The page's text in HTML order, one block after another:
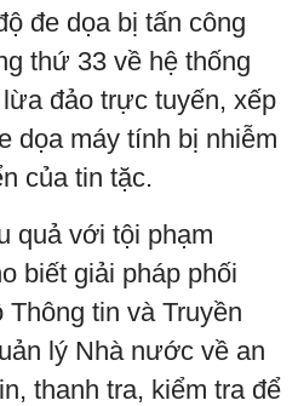
đe dọa bị tấn công
thứ 33 về hệ thống
đảo trực tuyến, xếp
dọa máy tính bị nhiễm
của tin tặc.
quả với tội phạm
biết giải pháp phối
tin và Truyền
lý Nhà nước về an
thanh tra, kiểm tra để